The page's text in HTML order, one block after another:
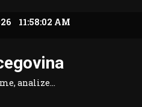
11:58:04 AM
analize…